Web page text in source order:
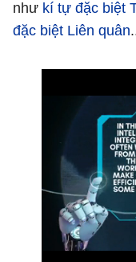
như kí tự đặc biệt
đặc biệt Liên quân